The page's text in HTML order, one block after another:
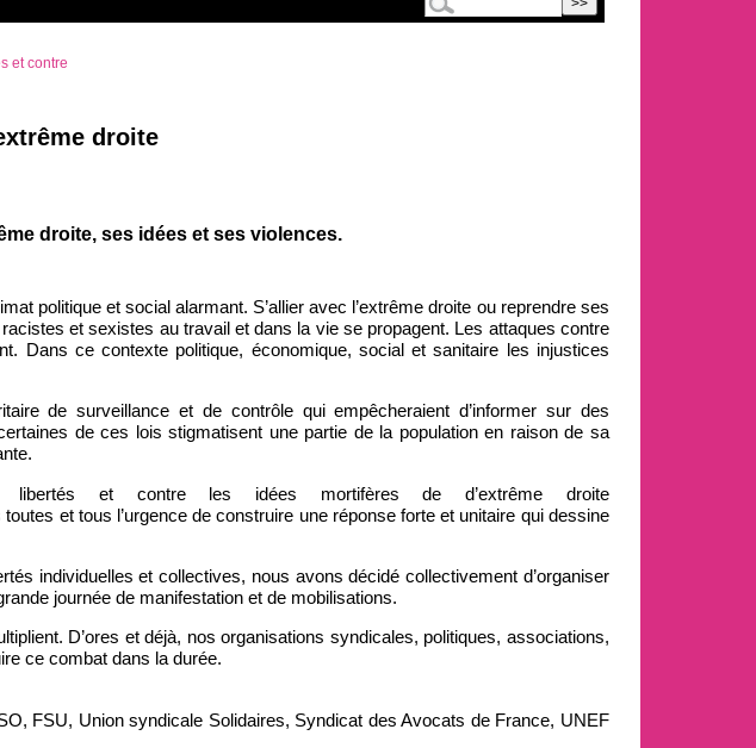
et contre
droite
droite, ses idées et ses violences.
politique et social alarmant. S’allier avec l’extrême droite ou reprendre ses
et sexistes au travail et dans la vie se propagent. Les attaques contre
Dans ce contexte politique, économique, social et sanitaire les injustices
de surveillance et de contrôle qui empêcheraient d’informer sur des
de ces lois stigmatisent une partie de la population en raison de sa
et contre les idées mortifères de d’extrême droite
et tous l’urgence de construire une réponse forte et unitaire qui dessine
individuelles et collectives, nous avons décidé collectivement d’organiser
journée de manifestation et de mobilisations.
D’ores et déjà, nos organisations syndicales, politiques, associations,
ce combat dans la durée.
FSU, Union syndicale Solidaires, Syndicat des Avocats de France, UNEF